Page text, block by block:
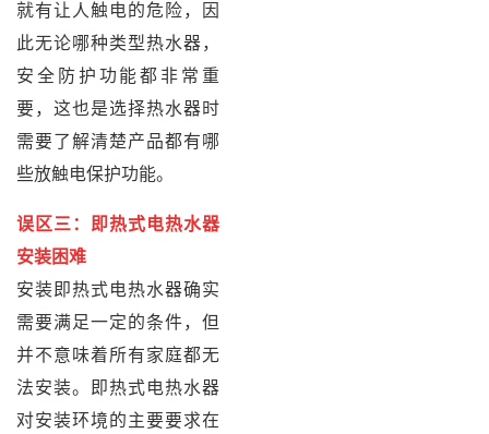
就有让人触电的危险，因
此无论哪种类型热水器，
安全防护功能都非常重
要，这也是选择热水器时
需要了解清楚产品都有哪
些放触电保护功能。
误区三：即热式电热水器
安装困难
安装即热式电热水器确实
需要满足一定的条件，但
并不意味着所有家庭都无
法安装。即热式电热水器
对安装环境的主要要求在